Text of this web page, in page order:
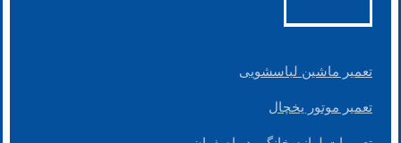
تعمیر ماشین لباسشویی
تعمیر موتور یخچال